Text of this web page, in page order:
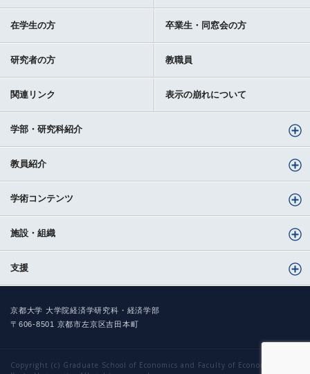
在学生の方 卒業生・同窓会の方
研究者の方 教職員
関連リンク 表示の崩れについて
学部・研究科紹介
教員紹介
学術コンテンツ
施設・組織
支援
京都大学 大学院経済学研究科・経済学部
〒606-8501 京都市左京区吉田本町
Copyright (c) Graduate School of Economics and Faculty of Economics,